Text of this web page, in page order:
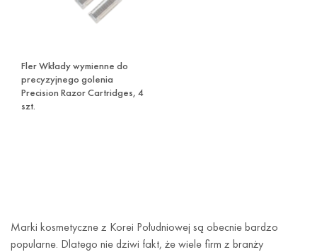
Fler Wkłady wymienne do
precyzyjnego golenia
Precision Razor Cartridges, 4
szt.
Marki kosmetyczne z Korei Południowej są obecnie bardzo
popularne. Dlatego nie dziwi fakt, że wiele firm z branży